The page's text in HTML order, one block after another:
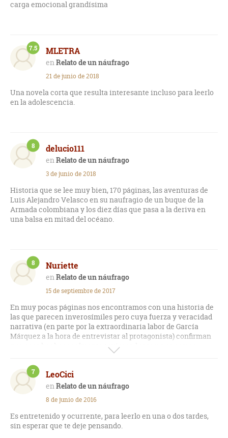
carga emocional grandísima
MLETRA
Relato de un náufrago
7.5
21 de junio de 2018
Una novela corta que resulta interesante incluso para leerlo
en la adolescencia.
delucio111
Relato de un náufrago
8
3 de junio de 2018
Historia que se lee muy bien, 170 páginas, las aventuras de
Luis Alejandro Velasco en su naufragio de un buque de la
Armada colombiana y los diez días que pasa a la deriva en
una balsa en mitad del océano.
Nuriette
Relato de un náufrago
8
15 de septiembre de 2017
En muy pocas páginas nos encontramos con una historia de
las que parecen inverosímiles pero cuya fuerza y veracidad
narrativa (en parte por la extraordinaria labor de García
Márquez a la hora de entrevistar al protagonista) confirman
que esos hechos realmente tuvieron lugar y que somos
capaces de meternos en la piel de ese náufrago que hace lo
imposible por conservar su vida y resistirse a morir aunque
las fuerzas físicas y psíquicas le flaqueen. Es impresionante
el relato por la descripción detallada de cualquier aspecto
que pueda parecernos triviales en un principio. Al fin y al
cabo son varios días a la deriva en medio del océano, por lo
que eso es lo que nos encontraremos: el hombre frente al mar
y los instintos de supervivencia. Es muy corto, se lee
prácticamente en un par de horas. Te meterás tanto en la
LeoCici
Relato de un náufrago
7
8 de junio de 2016
Es entretenido y ocurrente, para leerlo en una o dos tardes,
sin esperar que te deje pensando.